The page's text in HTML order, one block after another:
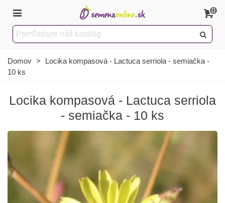
0
Domov >
Locika kompasová - Lactuca serriola - semiačka -
10 ks
Locika kompasová - Lactuca serriola
- semiačka - 10 ks